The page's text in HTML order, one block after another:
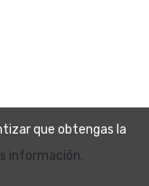
que obtengas la
información.